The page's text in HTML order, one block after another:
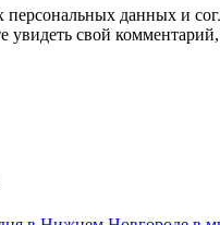
данных и
свой комментарий,